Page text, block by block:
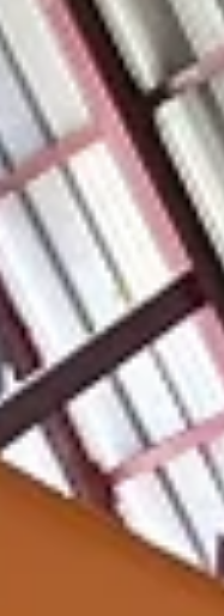
ERUDEL - Echiquier du
Etienne RIVIERE -